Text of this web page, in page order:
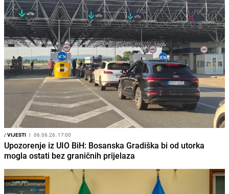
/VIJESTI I 06.06.26. 17:00
Upozorenje iz UIO BiH: Bosanska Gradiška bi od utorka
mogla ostati bez graničnih prijelaza